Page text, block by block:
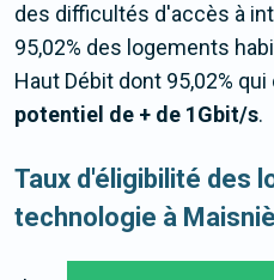
des difficultés d'accès à
95,02% des logements
Haut Débit dont 95,02%
potentiel de + de 1Gbit/s.
Taux d'éligibilité des
technologie à